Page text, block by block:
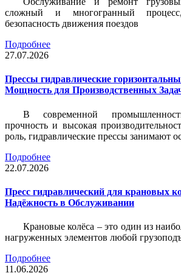
сложный и многогранный
безопасность движения поездов
Подробнее
27.07.2026
Прессы гидравлические
Мощность для Производственных
В современной
прочность и высокая
роль, гидравлические прессы занимают
Подробнее
22.07.2026
Пресс гидравлический для крановых
Надёжность в Обслуживании
Крановые колёса – это один из
нагруженных элементов любой
Подробнее
11.06.2026